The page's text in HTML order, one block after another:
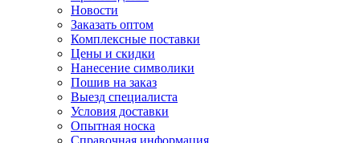
Новости
Заказать оптом
Комплексные поставки
Цены и скидки
Нанесение символики
Пошив на заказ
Выезд специалиста
Условия доставки
Опытная носка
Справочная информация